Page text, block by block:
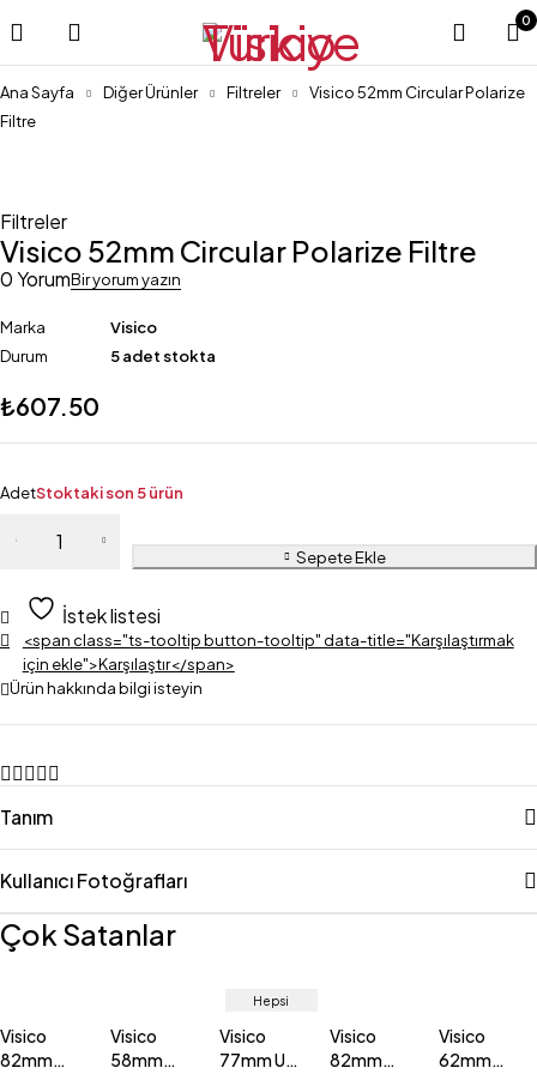
0
Ana Sayfa Diğer Ürünler Filtreler
Visico 52mm Circular Polarize
Filtre
Filtreler
Visico 52mm Circular Polarize Filtre
0 YorumBir yorum yazın
Marka
Visico
Durum
5 adet stokta
₺607.50
AdetStoktaki son 5 ürün
Polarize
Filtre
adet
Sepete Ekle
İstek listesi
<span class="ts-tooltip button-tooltip" data-title="Karşılaştırmak
için ekle">Karşılaştır</span>
Ürün hakkında bilgi isteyin
Tanım
Kullanıcı Fotoğrafları
Çok Satanlar
Visico
82mm
Visico
58mm
Hepsi
Visico
77mm UV
Visico
82mm
Visico
62mm